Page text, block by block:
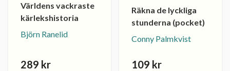
Världens vackraste
kärlekshistoria
Björn Ranelid
289 kr
Räkna de lyckliga
stunderna (pocket)
Conny Palmkvist
109 kr